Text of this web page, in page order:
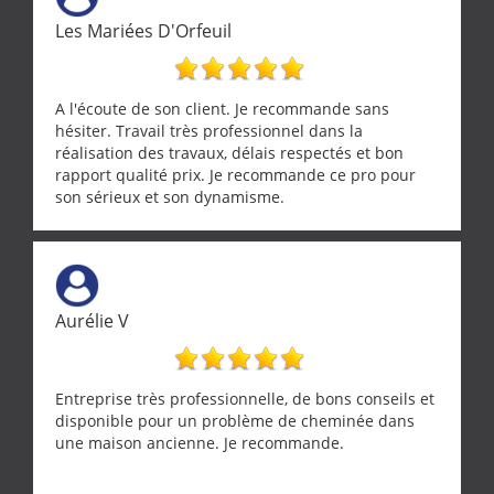
Les Mariées D'Orfeuil
A l'écoute de son client. Je recommande sans
hésiter. Travail très professionnel dans la
réalisation des travaux, délais respectés et bon
rapport qualité prix. Je recommande ce pro pour
son sérieux et son dynamisme.
Aurélie V
Entreprise très professionnelle, de bons conseils et
disponible pour un problème de cheminée dans
une maison ancienne. Je recommande.